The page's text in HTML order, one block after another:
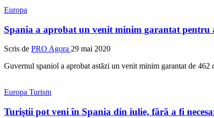
Europa
Spania a aprobat un venit minim garantat pentru
Scris de PRO Agora 29 mai 2020
Guvernul spaniol a aprobat astăzi un venit minim garantat de
Europa Turism
Turiştii pot veni în Spania din iulie, fără a fi